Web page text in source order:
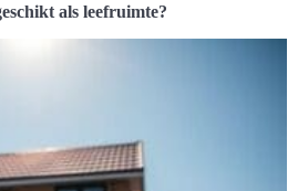
als leefruimte?